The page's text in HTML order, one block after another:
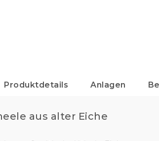
Produktdetails Anlagen
aus alter Eiche